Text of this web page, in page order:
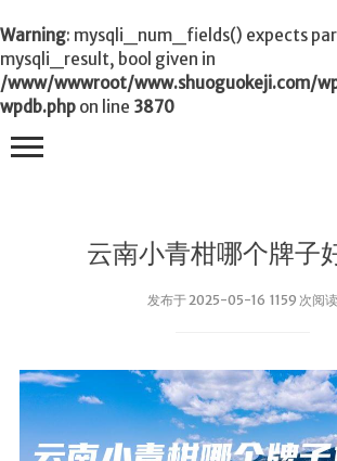
Warning: mysqli_num_fields() expects
mysqli_result, bool given in
/www/wwwroot/www.shuoguokeji.com/
wpdb.php on line 3870
云南小青柑哪个牌子
发布于 2025-05-16 1159 次阅读
首页
品茶
泡茶
茶品